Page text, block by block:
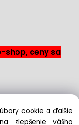
shop, ceny sa
na diaľku bez
cookie a ďalšie
zlepšenie vášho